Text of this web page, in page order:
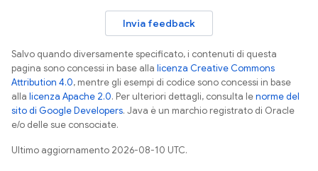
Invia feedback
Salvo quando diversamente specificato, i contenuti di questa
pagina sono concessi in base alla licenza Creative Commons
Attribution 4.0, mentre gli esempi di codice sono concessi in base
alla licenza Apache 2.0. Per ulteriori dettagli, consulta lenorme del
sito di Google Developers. Java è un marchio registrato di Oracle
e/o delle sue consociate.
Ultimo aggiornamento 2026-08-10 UTC.